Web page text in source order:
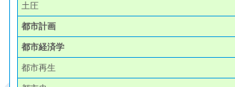
土圧
都市計画
都市経済学
都市再生